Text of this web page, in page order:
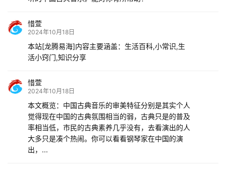
惜萱
2024年10月18日
本站[龙腾易海]内容主要涵盖：生活百科,小常识,生
活小窍门,知识分享
惜萱
2024年10月18日
本文概览：中国古典音乐的审美特征分别是其实个人
觉得现在中国的古典氛围相当的弱，古典只是的普及
率相当低，市民的古典素养几乎没有，去看演出的人
大多只是凑个热闹。你可以看看钢琴家在中国的演
出，...